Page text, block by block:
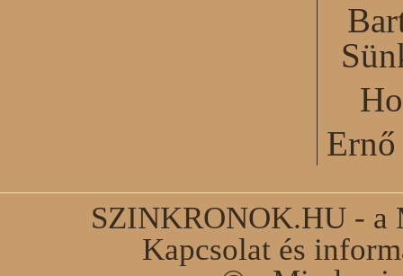
SZINKRONOK.HU - a
Kapcsolat és